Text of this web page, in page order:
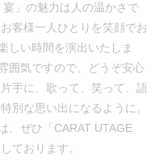
」の魅力は人の温かさで
客様一人ひとりを笑顔でお
しい時間を演出いたしま
囲気ですので、どうぞ安心
手に、歌って、笑って、語
別な思い出になるように。
、ぜひ「CARAT UTAGE
ております。